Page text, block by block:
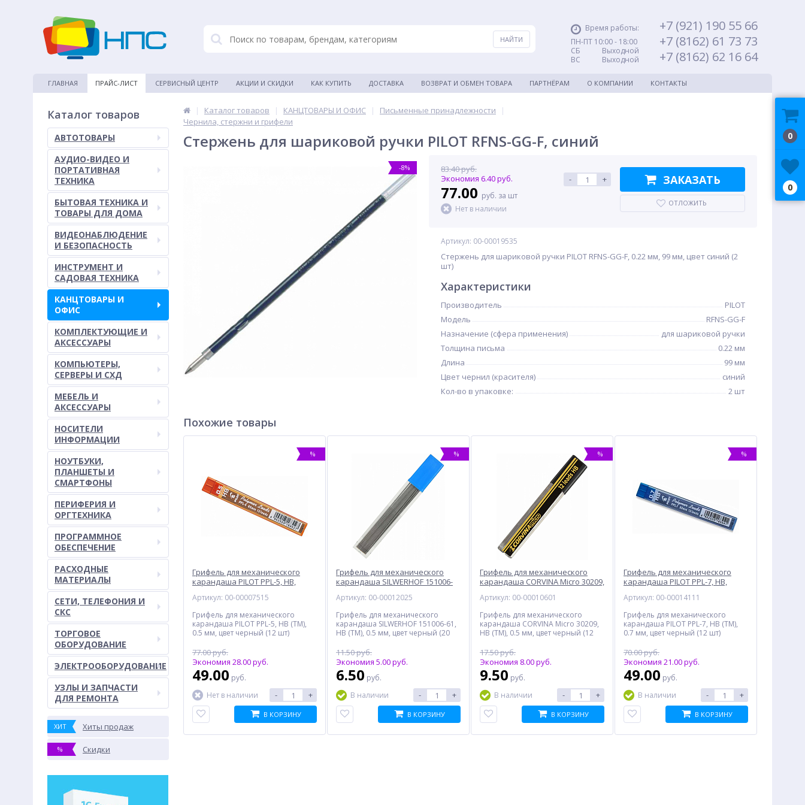
Время работы:
ПН-ПТ 10:00 - 18:00
СБ Выходной
ВС Выходной
+7 (921) 190 55 66
+7 (8162) 61 73 73
+7 (8162) 62 16 64
ГЛАВНАЯ ПРАЙС-ЛИСТ СЕРВИСНЫЙ ЦЕНТР АКЦИИ И СКИДКИ КАК КУПИТЬ ДОСТАВКА ВОЗВРАТ И ОБМЕН ТОВАРА ПАРТНЁРАМ О КОМПАНИИ КОНТАКТЫ
Каталог товаров
АВТОТОВАРЫ
АУДИО-ВИДЕО И
ПОРТАТИВНАЯ
ТЕХНИКА
БЫТОВАЯ ТЕХНИКА И
ТОВАРЫ ДЛЯ ДОМА
ВИДЕОНАБЛЮДЕНИЕ
И БЕЗОПАСНОСТЬ
ИНСТРУМЕНТ И
САДОВАЯ ТЕХНИКА
КАНЦТОВАРЫ И
ОФИС
КОМПЛЕКТУЮЩИЕ И
АКСЕССУАРЫ
КОМПЬЮТЕРЫ,
СЕРВЕРЫ И СХД
МЕБЕЛЬ И
АКСЕССУАРЫ
НОСИТЕЛИ
ИНФОРМАЦИИ
НОУТБУКИ,
ПЛАНШЕТЫ И
СМАРТФОНЫ
ПЕРИФЕРИЯ И
ОРГТЕХНИКА
ПРОГРАММНОЕ
ОБЕСПЕЧЕНИЕ
РАСХОДНЫЕ
МАТЕРИАЛЫ
СЕТИ, ТЕЛЕФОНИЯ И
СКС
ТОРГОВОЕ
ОБОРУДОВАНИЕ
ЭЛЕКТРООБОРУДОВАНИЕ
УЗЛЫ И ЗАПЧАСТИ
ДЛЯ РЕМОНТА
ХИТ Хиты продаж
% Скидки
| Каталог товаров | КАНЦТОВАРЫ И ОФИС | Письменные принадлежности
|
Чернила, стержни и грифели
Стержень для шариковой ручки PILOT RFNS-GG-F, синий
-8%
83.40 руб.
Экономия 6.40 руб.
77.00 руб. за шт
Нет в наличии
- + ЗАКАЗАТЬ
ОТЛОЖИТЬ
Артикул: 00-00019535
Стержень для шариковой ручки PILOT RFNS-GG-F, 0.22 мм, 99 мм, цвет синий (2
шт)
Характеристики
Производитель
PILOT
Модель
RFNS-GG-F
Назначение (сфера применения)
для шариковой ручки
Толщина письма
0.22 мм
Длина
99 мм
Цвет чернил (красителя)
синий
Кол-во в упаковке:
2 шт
Похожие товары
%
Грифель для механического
карандаша PILOT PPL-5, HB,
Артикул: 00-00007515
Грифель для механического
карандаша PILOT PPL-5, HB (ТМ),
0.5 мм, цвет черный (12 шт)
77.00 руб.
Экономия 28.00 руб.
49.00 руб.
Нет в наличии
- +
В КОРЗИНУ
%
Грифель для механического
карандаша SILWERHOF 151006-
Артикул: 00-00012025
Грифель для механического
карандаша SILWERHOF 151006-61,
HB (ТМ), 0.5 мм, цвет черный (20
11.50 руб.
Экономия 5.00 руб.
6.50 руб.
В наличии
- +
В КОРЗИНУ
%
Грифель для механического
карандаша CORVINA Micro 30209,
Артикул: 00-00010601
Грифель для механического
карандаша CORVINA Micro 30209,
HB (ТМ), 0.5 мм, цвет черный (12
17.50 руб.
Экономия 8.00 руб.
9.50 руб.
В наличии
- +
В КОРЗИНУ
%
Грифель для механического
карандаша PILOT PPL-7, HB,
Артикул: 00-00014111
Грифель для механического
карандаша PILOT PPL-7, HB (ТМ),
0.7 мм, цвет черный (12 шт)
70.00 руб.
Экономия 21.00 руб.
49.00 руб.
В наличии
- +
В КОРЗИНУ
0
0